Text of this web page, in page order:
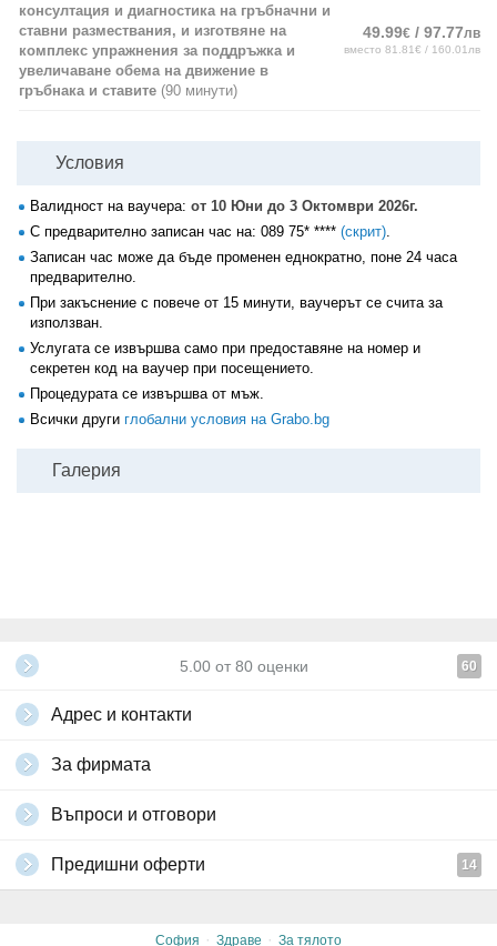
консултация и диагностика на гръбначни и
ставни размествания, и изготвяне на
комплекс упражнения за поддръжка и
увеличаване обема на движение в
гръбнака и ставите (90 минути)
49.99€ / 97.77лв
вместо 81.81€ / 160.01лв
Условия
Валидност на ваучера: от 10 Юни до 3 Октомври 2026г.
С предварително записан час на: 089 75* **** (скрит).
Записан час може да бъде променен еднократно, поне 24 часа
предварително.
При закъснение с повече от 15 минути, ваучерът се счита за
използван.
Услугата се извършва само при предоставяне на номер и
секретен код на ваучер при посещението.
Процедурата се извършва от мъж.
Всички други глобални условия на Grabo.bg
Галерия
5.00 от 80 оценки 60
Адрес и контакти
За фирмата
Въпроси и отговори
Предишни оферти 14
София · Здраве · За тялото